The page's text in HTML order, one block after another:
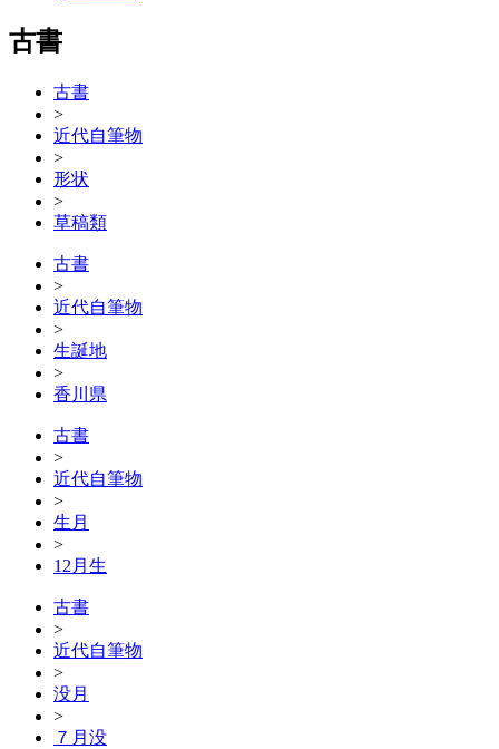
古書
古書
>
近代自筆物
>
形状
>
草稿類
古書
>
近代自筆物
>
生誕地
>
香川県
古書
>
近代自筆物
>
生月
>
12月生
古書
>
近代自筆物
>
没月
>
７月没